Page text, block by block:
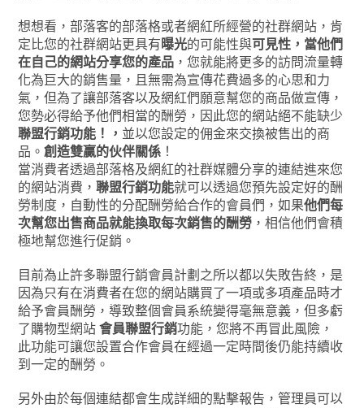
想想看，部落客的部落格或者網紅所經營的社群網站，肯
定比您的社群網站更具有曝光的可能性與可見性，當他們
在自己的網站分享您的產品 ，您就能將更多的訪問流量轉
化為巨大的銷售量，且無需為宣傳花費過多的心思和力
氣，但為了讓部落客以及網紅們願意幫您的商品做宣傳，
您勢必得給予他們相當的酬勞，因此您的網站絕不能缺少
聯盟行銷功能！， 並以您設定的佣金來交換被售出的商
品。創造雙贏的伙伴關係 ！
當消費者透過部落格及網紅的社群媒體分享的連結進來您
的網站消費，聯盟行銷功能就可以透過您預先設定好的酬
勞制度，自動性的分配酬勞給合作的會員們，如果他們每
次幫您出售商品就能換取每次銷售的酬勞 ，相信他們會積
極地幫您進行促銷。
目前為止許多聯盟行銷會員計劃之所以都以失敗告終，是
因為只有在消費者在您的網站購買了一項或多項產品時才
給予會員酬勞，導致整個會員系統變得毫無意義，但多虧
了購物型網站會員聯盟行銷功能，您將不再冒此風險，
此功能可讓您設置合作會員在經過一定時間後仍能持續收
到一定的酬勞。
另外由於每個連結都會生成詳細的點擊報告，管理員可以